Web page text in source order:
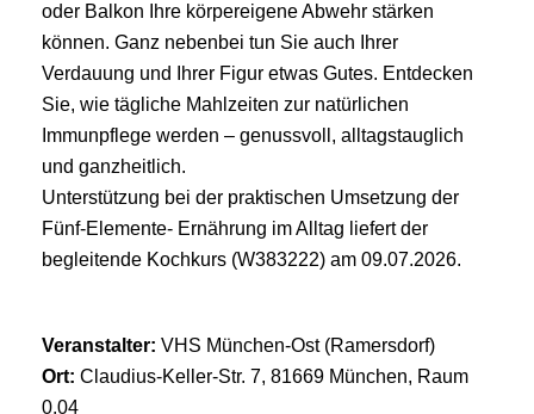
oder Balkon Ihre körpereigene Abwehr stärken
können. Ganz nebenbei tun Sie auch Ihrer
Verdauung und Ihrer Figur etwas Gutes. Entdecken
Sie, wie tägliche Mahlzeiten zur natürlichen
Immunpflege werden – genussvoll, alltagstauglich
und ganzheitlich.
Unterstützung bei der praktischen Umsetzung der
Fünf-Elemente- Ernährung im Alltag liefert der
begleitende Kochkurs (W383222) am 09.07.2026.
Veranstalter: VHS München-Ost (Ramersdorf)
Ort: Claudius-Keller-Str. 7, 81669 München, Raum
0.04